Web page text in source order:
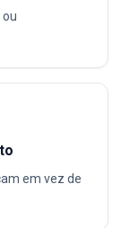
em vez de